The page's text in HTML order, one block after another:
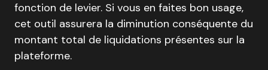
fonction de levier. Si vous en faites bon usage,
cet outil assurera la diminution conséquente du
montant total de liquidations présentes sur la
plateforme.